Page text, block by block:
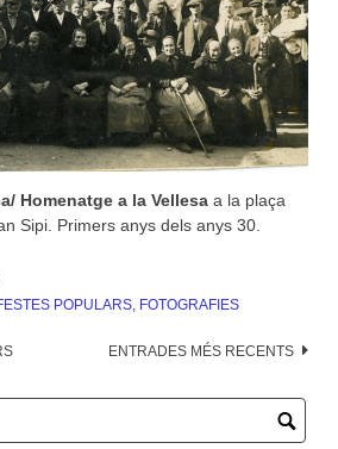
Homenatge a la Vellesa a la plaça
Sipi. Primers anys dels anys 30.
POPULARS, FOTOGRAFIES
ENTRADES MÉS RECENTS